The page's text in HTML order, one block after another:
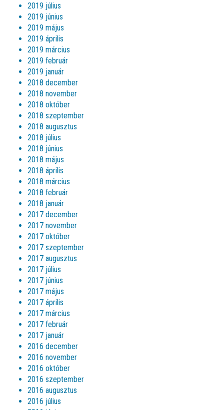
2019 július
2019 június
2019 május
2019 április
2019 március
2019 február
2019 január
2018 december
2018 november
2018 október
2018 szeptember
2018 augusztus
2018 július
2018 június
2018 május
2018 április
2018 március
2018 február
2018 január
2017 december
2017 november
2017 október
2017 szeptember
2017 augusztus
2017 július
2017 június
2017 május
2017 április
2017 március
2017 február
2017 január
2016 december
2016 november
2016 október
2016 szeptember
2016 augusztus
2016 július